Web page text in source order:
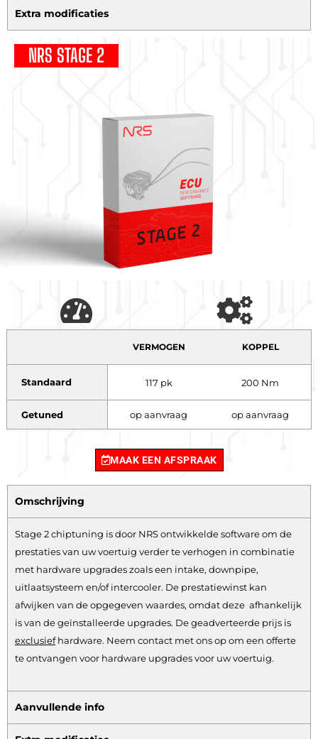
Extra modificaties
NRS STAGE 2
VERMOGEN KOPPEL
Standaard 117 pk 200 Nm
Getuned op aanvraag op aanvraag
MAAK EEN AFSPRAAK
Omschrijving
Stage 2 chiptuning is door NRS ontwikkelde software om de
prestaties van uw voertuig verder te verhogen in combinatie
met hardware upgrades zoals een intake, downpipe,
uitlaatsysteem en/of intercooler. De prestatiewinst kan
afwijken van de opgegeven waardes, omdat deze afhankelijk
is van de geïnstalleerde upgrades. De geadverteerde prijs is
exclusiefhardware. Neem contact met ons op om een offerte
te ontvangen voor hardware upgrades voor uw voertuig.
Aanvullende info